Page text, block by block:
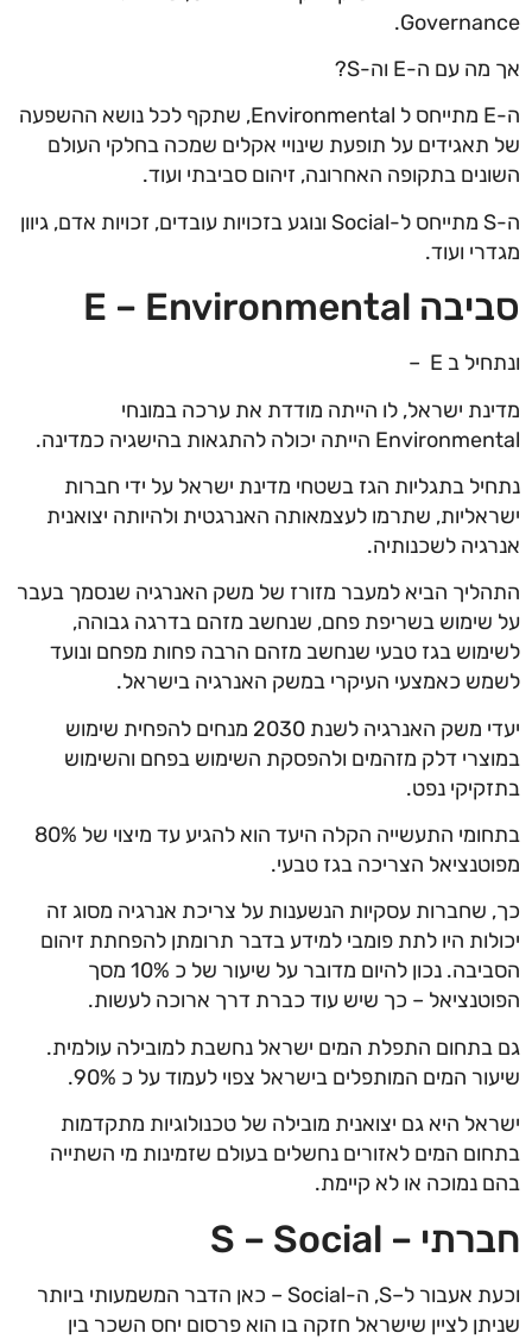
Governance.
אך מה עם ה-E וה-S?
ה-E מתייחס ל Environmental, שתקף לכל נושא ההשפעה
של תאגידים על תופעת שינויי אקלים שמכה בחלקי העולם
השונים בתקופה האחרונה, זיהום סביבתי ועוד.
ה-S מתייחס ל-Social ונוגע בזכויות עובדים, זכויות אדם, גיוון
מגדרי ועוד.
סביבה E – Environmental
ונתחיל ב E –
מדינת ישראל, לו הייתה מודדת את ערכה במונחי
Environmental הייתה יכולה להתגאות בהישגיה כמדינה.
נתחיל בתגליות הגז בשטחי מדינת ישראל על ידי חברות
ישראליות, שתרמו לעצמאותה האנרגטית ולהיותה יצואנית
אנרגיה לשכנותיה.
התהליך הביא למעבר מזורז של משק האנרגיה שנסמך בעבר
על שימוש בשריפת פחם, שנחשב מזהם בדרגה גבוהה,
לשימוש בגז טבעי שנחשב מזהם הרבה פחות מפחם ונועד
לשמש כאמצעי העיקרי במשק האנרגיה בישראל.
יעדי משק האנרגיה לשנת 2030 מנחים להפחית שימוש
במוצרי דלק מזהמים ולהפסקת השימוש בפחם והשימוש
בתזקיקי נפט.
בתחומי התעשייה הקלה היעד הוא להגיע עד מיצוי של 80%
מפוטנציאל הצריכה בגז טבעי.
כך, שחברות עסקיות הנשענות על צריכת אנרגיה מסוג זה
יכולות היו לתת פומבי למידע בדבר תרומתן להפחתת זיהום
הסביבה. נכון להיום מדובר על שיעור של כ 10% מסך
הפוטנציאל – כך שיש עוד כברת דרך ארוכה לעשות.
גם בתחום התפלת המים ישראל נחשבת למובילה עולמית.
שיעור המים המותפלים בישראל צפוי לעמוד על כ 90%.
ישראל היא גם יצואנית מובילה של טכנולוגיות מתקדמות
בתחום המים לאזורים נחשלים בעולם שזמינות מי השתייה
בהם נמוכה או לא קיימת.
חברתי – S – Social
וכעת אעבור ל–S, ה-Social – כאן הדבר המשמעותי ביותר
שניתן לציין שישראל חזקה בו הוא פרסום יחס השכר בין